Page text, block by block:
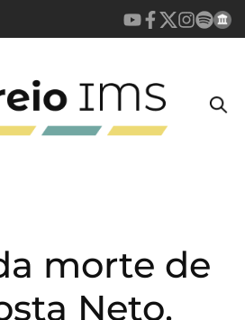
morte de
Neto.